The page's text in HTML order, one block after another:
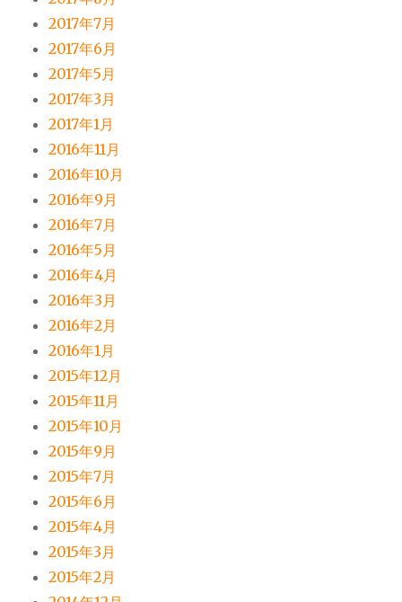
2017年7月
2017年6月
2017年5月
2017年3月
2017年1月
2016年11月
2016年10月
2016年9月
2016年7月
2016年5月
2016年4月
2016年3月
2016年2月
2016年1月
2015年12月
2015年11月
2015年10月
2015年9月
2015年7月
2015年6月
2015年4月
2015年3月
2015年2月